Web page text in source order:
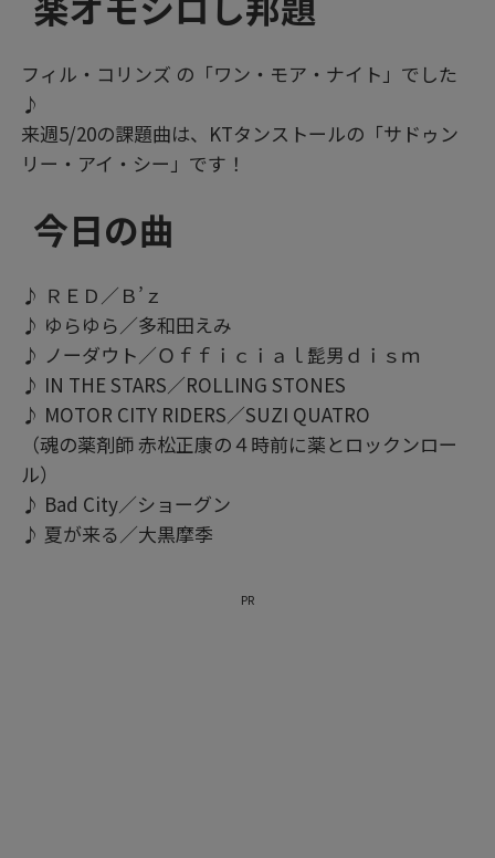
フィル・コリンズ の「ワン・モア・ナイト」でした
♪
来週5/20の課題曲は、KTタンストールの「サドゥン
リー・アイ・シー」です！
今日の曲
♪ ＲＥＤ／Ｂ’ｚ
♪ ゆらゆら／多和田えみ
♪ ノーダウト／Ｏｆｆｉｃｉａｌ髭男ｄｉｓｍ
♪ IN THE STARS／ROLLING STONES
♪ MOTOR CITY RIDERS／SUZI QUATRO
（魂の薬剤師 赤松正康の４時前に薬とロックンロー
ル）
♪ Bad City／ショーグン
♪ 夏が来る／大黒摩季
PR